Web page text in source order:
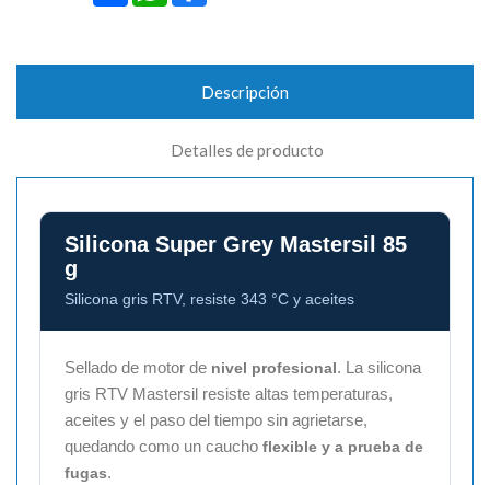
Descripción
Detalles de producto
Silicona Super Grey Mastersil 85
g
Silicona gris RTV, resiste 343 °C y aceites
Sellado de motor de nivel profesional. La silicona
gris RTV Mastersil resiste altas temperaturas,
aceites y el paso del tiempo sin agrietarse,
quedando como un caucho flexible y a prueba de
fugas.